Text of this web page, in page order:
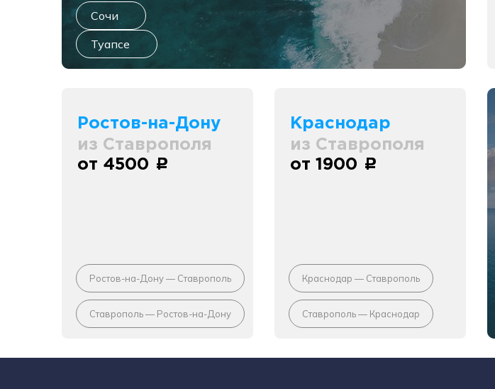
Сочи
Туапсе
Ростов-на-Дону
из Ставрополя
от 4500 c
Ростов-на-Дону — Ставрополь
Ставрополь — Ростов-на-Дону
Краснодар
из Ставрополя
от 1900 c
Краснодар — Ставрополь
Ставрополь — Краснодар